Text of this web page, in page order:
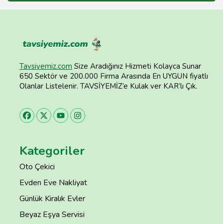
Tavsiyemiz.com Size Aradığınız Hizmeti Kolayca Sunar
650 Sektör ve 200.000 Firma Arasında En UYGUN fiyatlı
Olanlar Listelenir. TAVSİYEMİZ’e Kulak ver KAR’lı Çık.
Kategoriler
Oto Çekici
Evden Eve Nakliyat
Günlük Kiralık Evler
Beyaz Eşya Servisi